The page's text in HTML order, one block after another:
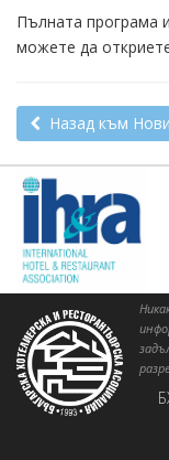
Пълната програма
можете да
Назад към